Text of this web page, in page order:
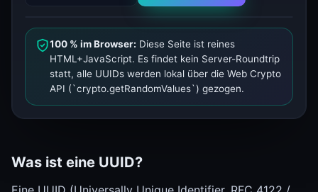
100 % im Browser: Diese Seite ist reines
HTML+JavaScript. Es findet kein Server-Roundtrip
statt, alle UUIDs werden lokal über die Web Crypto
API (`crypto.getRandomValues`) gezogen.
Was ist eine UUID?